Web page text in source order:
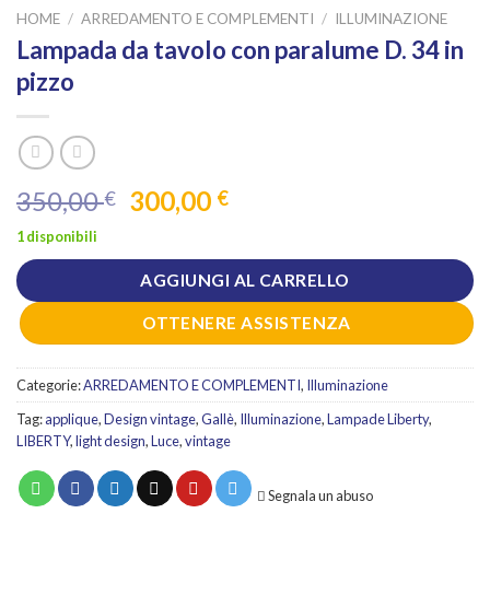
HOME / ARREDAMENTO E COMPLEMENTI / ILLUMINAZIONE
Lampada da tavolo con paralume D. 34 in
pizzo
350,00€ Il
prezzo
originale
era:
350,00 €.
300,00 €Il
attuale
è:
300,00 €.
1 disponibili
AGGIUNGI AL CARRELLO
OTTENERE ASSISTENZA
Categorie:ARREDAMENTO E COMPLEMENTI, Illuminazione
Tag:applique,Design vintage,Gallè, Illuminazione,Lampade Liberty,
LIBERTY,light design,Luce,vintage
Segnala un abuso